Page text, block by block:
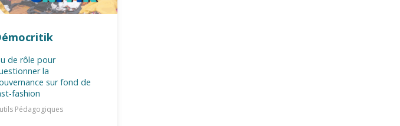
de rôle pour
la
sur fond de
fashion
Pédagogiques